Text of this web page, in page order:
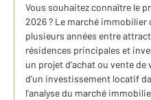
Vous souhaitez connaître le
2026 ? Le marché immobilier
plusieurs années entre
résidences principales et
un projet d’achat ou vente
d’un investissement locatif
l’analyse du marché